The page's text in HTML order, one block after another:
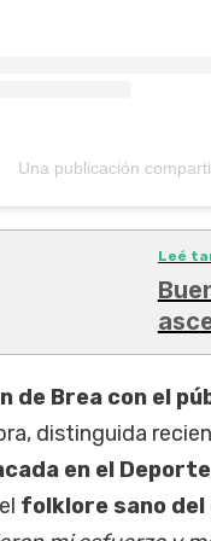
Una publicación
Leé
de Brea con el
distinguida
en el Deporte
folklore sano